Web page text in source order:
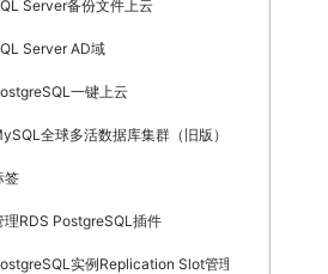
Server备份文件上云
Server AD域
一键上云
全球多活数据库集群（旧版）
签
理RDS PostgreSQL插件
实例Replication Slot管理